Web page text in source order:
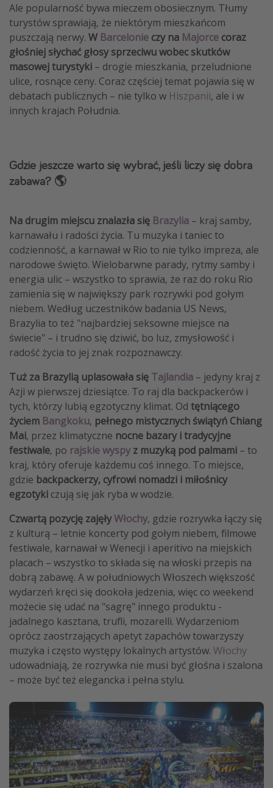
Ale popularność bywa mieczem obosiecznym. Tłumy
turystów sprawiają, że niektórym mieszkańcom
puszczają nerwy. W Barcelonie czy na Majorce coraz
głośniej słychać głosy sprzeciwu wobec skutków
masowej turystyki – drogie mieszkania, przeludnione
ulice, rosnące ceny. Coraz częściej temat pojawia się w
debatach publicznych – nie tylko w Hiszpanii, ale i w
innych krajach Południa.
Gdzie jeszcze warto się wybrać, jeśli liczy się dobra
zabawa? 🌎
Na drugim miejscu znalazła się Brazylia – kraj samby,
karnawału i radości życia. Tu muzyka i taniec to
codzienność, a karnawał w Rio to nie tylko impreza, ale
narodowe święto. Wielobarwne parady, rytmy samby i
energia ulic – wszystko to sprawia, że raz do roku Rio
zamienia się w największy park rozrywki pod gołym
niebem. Według uczestników badania US News,
Brazylia to też "najbardziej seksowne miejsce na
świecie" – i trudno się dziwić, bo luz, zmysłowość i
radość życia to jej znak rozpoznawczy.
Tuż za Brazylią uplasowała się Tajlandia – jedyny kraj z
Azji w pierwszej dziesiątce. To raj dla backpackerów i
tych, którzy lubią egzotyczny klimat. Od tętniącego
życiem Bangkoku, pełnego mistycznych świątyń Chiang
Mai, przez klimatyczne nocne bazary i tradycyjne
festiwale, po rajskie wyspy z muzyką pod palmami – to
kraj, który oferuje każdemu coś innego. To miejsce,
gdzie backpackerzy, cyfrowi nomadzi i miłośnicy
egzotyki czują się jak ryba w wodzie.
Czwartą pozycję zajęłyWłochy, gdzie rozrywka łączy się
z kulturą – letnie koncerty pod gołym niebem, filmowe
festiwale, karnawał w Wenecji i aperitivo na miejskich
placach – wszystko to składa się na włoski przepis na
dobrą zabawę. A w południowych Włoszech większość
wydarzeń kręci się dookoła jedzenia, więc co weekend
możecie się udać na "sagrę" innego produktu -
jadalnego kasztana, trufli, mozarelli. Wydarzeniom
oprócz zaostrzających apetyt zapachów towarzyszy
muzyka i często występy lokalnych artystów. Włochy
udowadniają, że rozrywka nie musi być głośna i szalona
– może być też elegancka i pełna stylu.